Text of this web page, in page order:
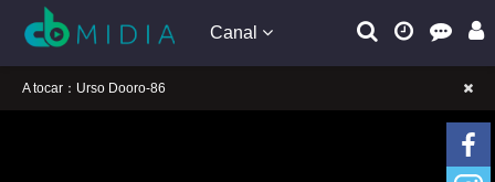
Canal
A tocar：Urso Dooro-86